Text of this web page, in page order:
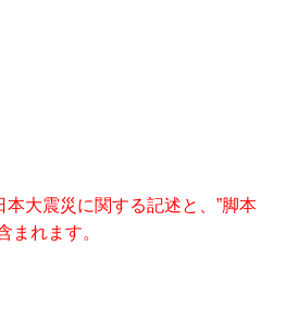
大震災に関する記述と、”脚本
まれます。